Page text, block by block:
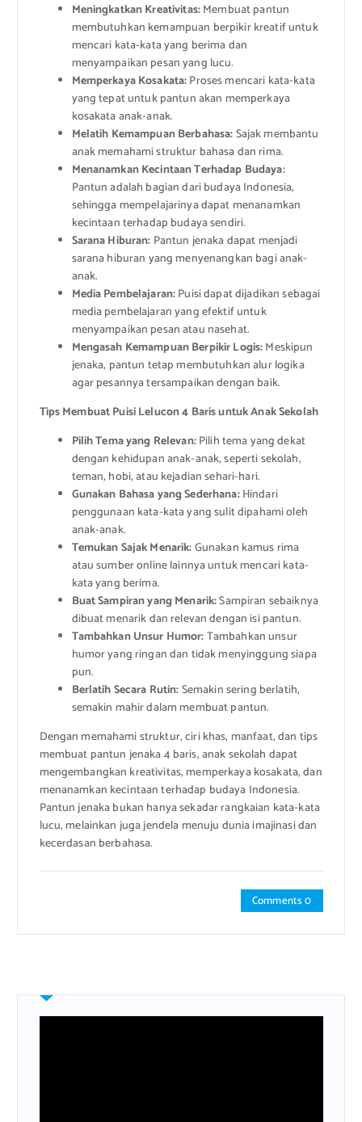
Meningkatkan Kreativitas:Membuat pantun
membutuhkan kemampuan berpikir kreatif untuk
mencari kata-kata yang berima dan
menyampaikan pesan yang lucu.
Memperkaya Kosakata:Proses mencari kata-kata
yang tepat untuk pantun akan memperkaya
kosakata anak-anak.
Melatih Kemampuan Berbahasa:Sajak membantu
anak memahami struktur bahasa dan rima.
Menanamkan Kecintaan Terhadap Budaya:
Pantun adalah bagian dari budaya Indonesia,
sehingga mempelajarinya dapat menanamkan
kecintaan terhadap budaya sendiri.
Sarana Hiburan: Pantun jenaka dapat menjadi
sarana hiburan yang menyenangkan bagi anak-
anak.
Media Pembelajaran:Puisi dapat dijadikan sebagai
media pembelajaran yang efektif untuk
menyampaikan pesan atau nasehat.
Mengasah Kemampuan Berpikir Logis:Meskipun
jenaka, pantun tetap membutuhkan alur logika
agar pesannya tersampaikan dengan baik.
Tips Membuat Puisi Lelucon 4 Baris untuk Anak Sekolah
Pilih Tema yang Relevan:Pilih tema yang dekat
dengan kehidupan anak-anak, seperti sekolah,
teman, hobi, atau kejadian sehari-hari.
Gunakan Bahasa yang Sederhana:Hindari
penggunaan kata-kata yang sulit dipahami oleh
anak-anak.
Temukan Sajak Menarik:Gunakan kamus rima
atau sumber online lainnya untuk mencari kata-
kata yang berima.
Buat Sampiran yang Menarik:Sampiran sebaiknya
dibuat menarik dan relevan dengan isi pantun.
Tambahkan Unsur Humor:Tambahkan unsur
humor yang ringan dan tidak menyinggung siapa
pun.
Berlatih Secara Rutin:Semakin sering berlatih,
semakin mahir dalam membuat pantun.
Dengan memahami struktur, ciri khas, manfaat, dan tips
membuat pantun jenaka 4 baris, anak sekolah dapat
mengembangkan kreativitas, memperkaya kosakata, dan
menanamkan kecintaan terhadap budaya Indonesia.
Pantun jenaka bukan hanya sekadar rangkaian kata-kata
lucu, melainkan juga jendela menuju dunia imajinasi dan
kecerdasan berbahasa.
Comments 0